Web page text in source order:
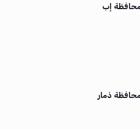
محافظة إب
ذمار